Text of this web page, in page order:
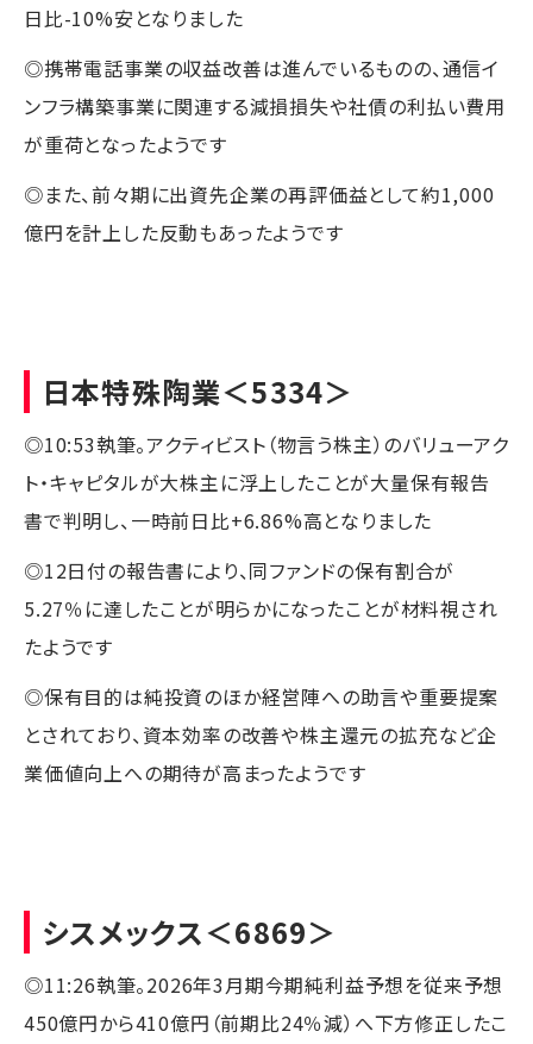
日比-10%安となりました
◎携帯電話事業の収益改善は進んでいるものの、通信イ
ンフラ構築事業に関連する減損損失や社債の利払い費用
が重荷となったようです
◎また、前々期に出資先企業の再評価益として約1,000
億円を計上した反動もあったようです
日本特殊陶業＜5334＞
◎10:53執筆。アクティビスト（物言う株主）のバリューアク
ト・キャピタルが大株主に浮上したことが大量保有報告
書で判明し、一時前日比+6.86%高となりました
◎12日付の報告書により、同ファンドの保有割合が
5.27％に達したことが明らかになったことが材料視され
たようです
◎保有目的は純投資のほか経営陣への助言や重要提案
とされており、資本効率の改善や株主還元の拡充など企
業価値向上への期待が高まったようです
シスメックス＜6869＞
◎11:26執筆。2026年3月期今期純利益予想を従来予想
450億円から410億円（前期比24％減）へ下方修正したこ